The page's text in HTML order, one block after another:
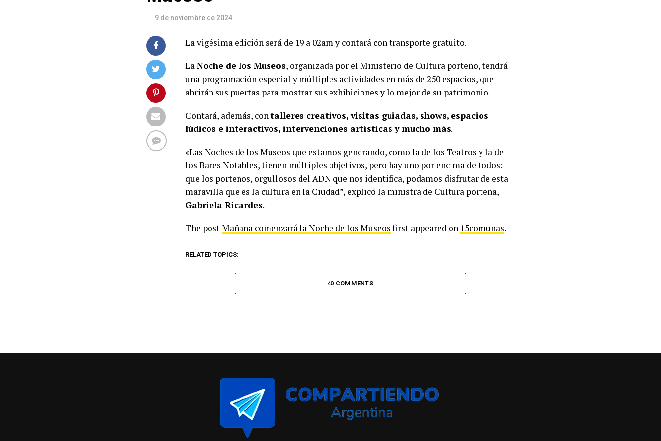
9 de noviembre de 2024
La vigésima edición será de 19 a 02am y contará con transporte gratuito.
LaNoche de los Museos, organizada por el Ministerio de Cultura porteño, tendrá
una programación especial y múltiples actividades en más de 250 espacios, que
abrirán sus puertas para mostrar sus exhibiciones y lo mejor de su patrimonio.
Contará, además, contalleres creativos, visitas guiadas, shows, espacios
lúdicos e interactivos, intervenciones artísticas y mucho más.
«Las Noches de los Museos que estamos generando, como la de los Teatros y la de
los Bares Notables, tienen múltiples objetivos, pero hay uno por encima de todos:
que los porteños, orgullosos del ADN que nos identifica, podamos disfrutar de esta
maravilla que es la cultura en la Ciudad”, explicó la ministra de Cultura porteña,
Gabriela Ricardes.
The postMañana comenzará la Noche de los Museos first appeared on 15comunas.
RELATED TOPICS:
40 COMMENTS